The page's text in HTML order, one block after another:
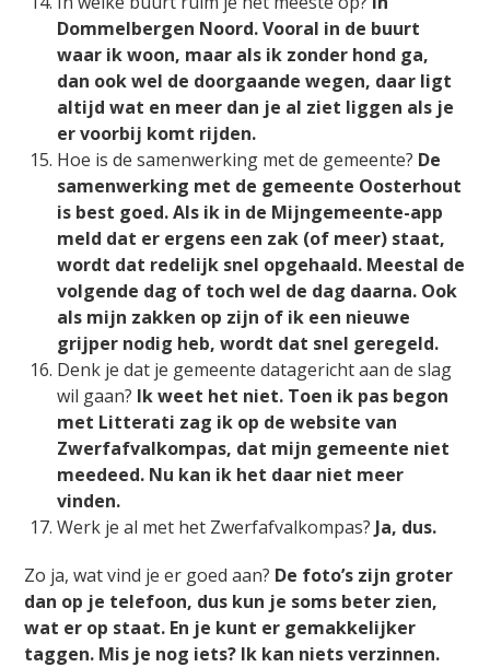
Dommelbergen Noord. Vooral in de buurt
waar ik woon, maar als ik zonder hond ga,
dan ook wel de doorgaande wegen, daar ligt
altijd wat en meer dan je al ziet liggen als je
er voorbij komt rijden.
Hoe is de samenwerking met de gemeente? De
samenwerking met de gemeente Oosterhout
is best goed. Als ik in de Mijngemeente-app
meld dat er ergens een zak (of meer) staat,
wordt dat redelijk snel opgehaald. Meestal de
volgende dag of toch wel de dag daarna. Ook
als mijn zakken op zijn of ik een nieuwe
grijper nodig heb, wordt dat snel geregeld.
Denk je dat je gemeente datagericht aan de slag
wil gaan? Ik weet het niet. Toen ik pas begon
met Litterati zag ik op de website van
Zwerfafvalkompas, dat mijn gemeente niet
meedeed. Nu kan ik het daar niet meer
vinden.
Werk je al met het Zwerfafvalkompas? Ja, dus.
Zo ja, wat vind je er goed aan? De foto’s zijn groter
dan op je telefoon, dus kun je soms beter zien,
wat er op staat. En je kunt er gemakkelijker
taggen. Mis je nog iets? Ik kan niets verzinnen.